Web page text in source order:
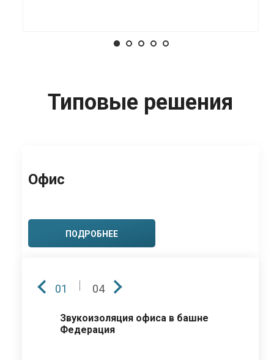
Типовые решения
Офис
ПОДРОБНЕЕ
01 04
Звукоизоляция офиса в башне
Федерация